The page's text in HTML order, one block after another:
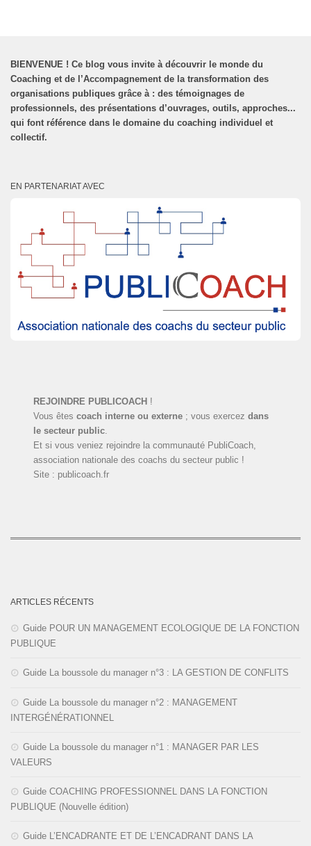
BIENVENUE ! Ce blog vous invite à découvrir le monde du
Coaching et de l’Accompagnement de la transformation des
organisations publiques grâce à : des témoignages de
professionnels, des présentations d’ouvrages, outils, approches...
qui font référence dans le domaine du coaching individuel et
collectif.
EN PARTENARIAT AVEC
REJOINDRE PUBLICOACH !
Vous êtescoach interne ou externe ; vous exercezdans
le secteur public
Et si vous veniez rejoindre la communauté PubliCoach,
association nationale des coachs du secteur public !
Site : publicoach.fr
ARTICLES RÉCENTS
Guide POUR UN MANAGEMENT ECOLOGIQUE DE LA FONCTION
PUBLIQUE
Guide La boussole du manager n°3 : LA GESTION DE CONFLITS
Guide La boussole du manager n°2 : MANAGEMENT
INTERGÉNÉRATIONNEL
Guide La boussole du manager n°1 : MANAGER PAR LES
VALEURS
Guide COACHING PROFESSIONNEL DANS LA FONCTION
PUBLIQUE (Nouvelle édition)
Guide L’ENCADRANTE ET DE L’ENCADRANT DANS LA